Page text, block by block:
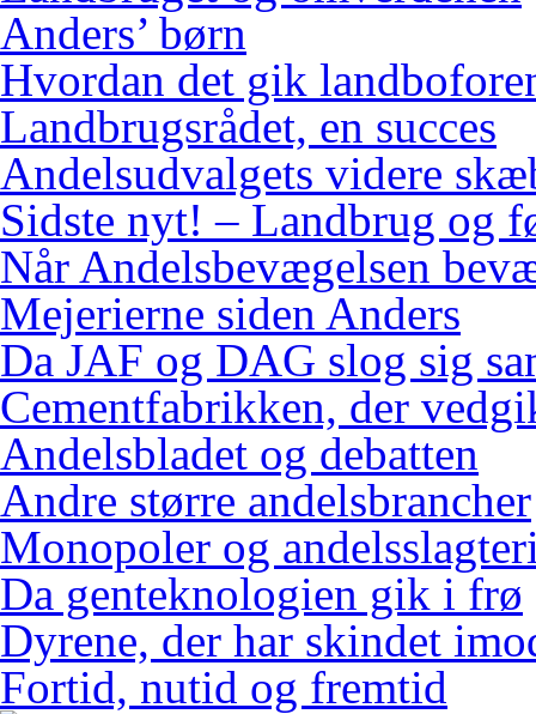
Anders’ børn
Hvordan det gik
Landbrugsrådet, en succes
Andelsudvalgets videre
Sidste nyt! – Landbrug og
Når Andelsbevægelsen
Mejerierne siden Anders
Da JAF og DAG slog sig
Cementfabrikken, der
Andelsbladet og debatten
Andre større andelsbrancher
Monopoler og
Da genteknologien gik i frø
Dyrene, der har skindet
Fortid, nutid og fremtid